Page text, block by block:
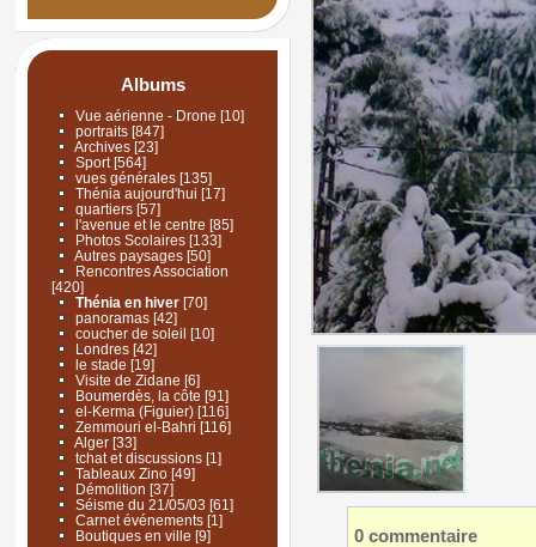
Albums
Vue aérienne - Drone [10]
portraits[847]
Archives [23]
Sport[564]
vues générales[135]
Thénia aujourd'hui [17]
quartiers[57]
l'avenue et le centre [85]
Photos Scolaires[133]
Autres paysages[50]
Rencontres Association
[420]
Thénia en hiver[70]
panoramas[42]
coucher de soleil [10]
Londres[42]
le stade [19]
Visite de Zidane [6]
Boumerdès, la côte [91]
el-Kerma (Figuier)[116]
Zemmouri el-Bahri [116]
Alger[33]
tchat et discussions[1]
Tableaux Zino[49]
Démolition [37]
Séisme du 21/05/03 [61]
Carnet événements[1]
Boutiques en ville [9] 0 commentaire